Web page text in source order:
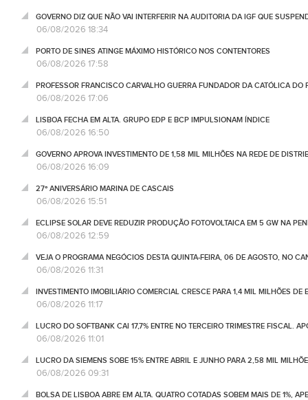
GOVERNO DIZ QUE NÃO VAI INTERFERIR NA AUDITORIA DA IGF QUE
06/08/2026 18:34
PORTO DE SINES ATINGE MÁXIMO HISTÓRICO NOS CONTENTORES
06/08/2026 17:58
PROFESSOR FRANCISCO CARVALHO GUERRA FUNDADOR DA CATÓLICA DO
06/08/2026 17:06
LISBOA FECHA EM ALTA. GRUPO EDP E BCP IMPULSIONAM ÍNDICE
06/08/2026 16:50
GOVERNO APROVA INVESTIMENTO DE 1,58 MIL MILHÕES NA REDE DE
06/08/2026 16:09
27º ANIVERSÁRIO MARINA DE CASCAIS
06/08/2026 15:51
ECLIPSE SOLAR DEVE REDUZIR PRODUÇÃO FOTOVOLTAICA EM 5 GW NA
06/08/2026 12:59
VEJA O PROGRAMA NEGÓCIOS DESTA QUINTA-FEIRA, 06 DE AGOSTO, NO
06/08/2026 11:31
INVESTIMENTO IMOBILIÁRIO COMERCIAL CRESCE PARA 1,4 MIL MILHÕES DE
06/08/2026 11:17
LUCRO DO SOFTBANK CAI 17,7% ENTRE NO TERCEIRO TRIMESTRE FISCAL.
06/08/2026 11:01
LUCRO DA SIEMENS SOBE 15% ENTRE ABRIL E JUNHO PARA 2,58 MIL
06/08/2026 09:31
BOLSA DE LISBOA ABRE EM ALTA. QUATRO COTADAS SOBEM MAIS DE 1%,